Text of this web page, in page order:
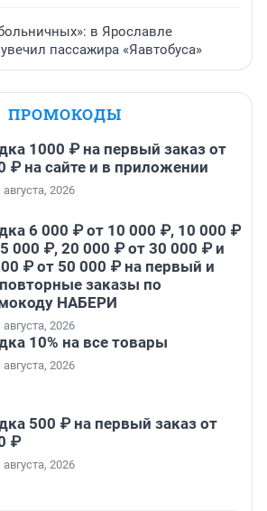
в Ярославле
пассажира «Яавтобуса»
ПРОМОКОДЫ
1000 ₽ на первый заказ от
₽ на сайте и в приложении
2026
6 000 ₽ от 10 000 ₽, 10 000 ₽
000 ₽, 20 000 ₽ от 30 000 ₽ и
₽ от 50 000 ₽ на первый и
заказы по
НАБЕРИ
2026
10% на все товары
2026
500 ₽ на первый заказ от
₽
2026